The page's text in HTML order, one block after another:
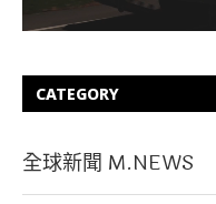
CATEGORY
全球新聞 M.NEWS